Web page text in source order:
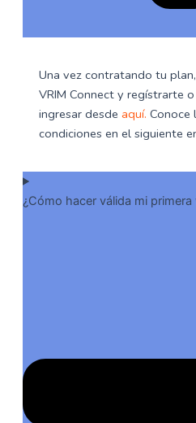
Una vez contratando tu
VRIM Connect y regístrarte
ingresar desde aquí. Conoce
condiciones en el siguiente
¿Cómo hacer válida mi